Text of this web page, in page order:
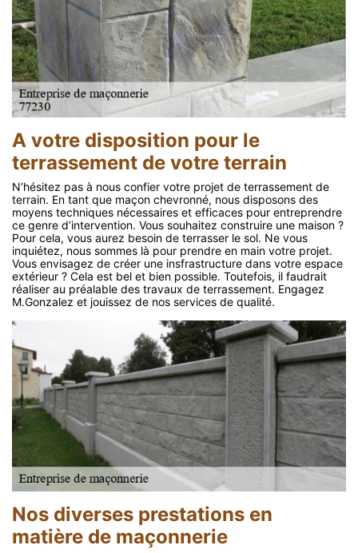
A votre disposition pour le
terrassement de votre terrain
N’hésitez pas à nous confier votre projet de terrassement de
terrain. En tant que maçon chevronné, nous disposons des
moyens techniques nécessaires et efficaces pour entreprendre
ce genre d’intervention. Vous souhaitez construire une maison ?
Pour cela, vous aurez besoin de terrasser le sol. Ne vous
inquiétez, nous sommes là pour prendre en main votre projet.
Vous envisagez de créer une insfrastructure dans votre espace
extérieur ? Cela est bel et bien possible. Toutefois, il faudrait
réaliser au préalable des travaux de terrassement. Engagez
M.Gonzalez et jouissez de nos services de qualité.
Nos diverses prestations en
matière de maçonnerie